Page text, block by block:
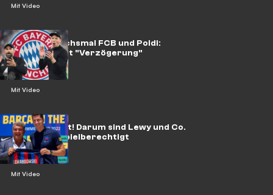
Mit Video
Mit Video
Modeste, sechsmal FCB und Poldi:
Transfers mit "Verzögerung"
Mit Video
Die Zeit rennt! Darum sind Lewy und Co.
noch nicht spielberechtigt